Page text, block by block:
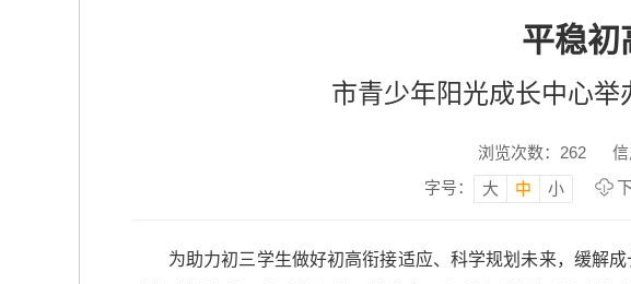
平稳初
市青少年阳光成长中心举
浏览次数： 262
字号：
大 中 小
为助力初三学生做好初高衔接适应、科学规划未来，缓解